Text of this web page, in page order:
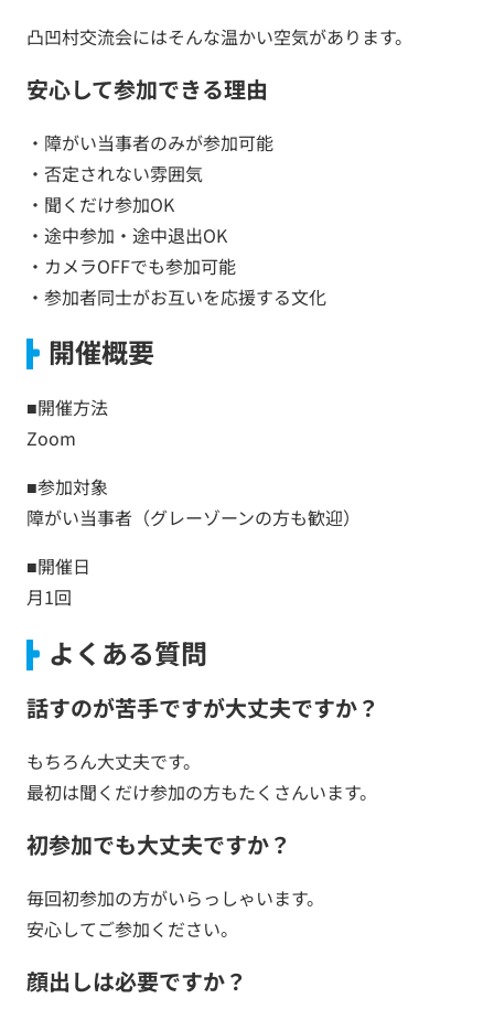
凸凹村交流会にはそんな温かい空気があります。
安心して参加できる理由
・障がい当事者のみが参加可能
・否定されない雰囲気
・聞くだけ参加OK
・途中参加・途中退出OK
・カメラOFFでも参加可能
・参加者同士がお互いを応援する文化
開催概要
■開催方法
Zoom
■参加対象
障がい当事者（グレーゾーンの方も歓迎）
■開催日
月1回
よくある質問
話すのが苦手ですが大丈夫ですか？
もちろん大丈夫です。
最初は聞くだけ参加の方もたくさんいます。
初参加でも大丈夫ですか？
毎回初参加の方がいらっしゃいます。
安心してご参加ください。
顔出しは必要ですか？